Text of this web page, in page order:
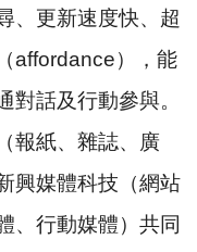
、更新速度快、超
affordance），能
對話及行動參與。
報紙、雜誌、廣
興媒體科技（網站
、行動媒體）共同